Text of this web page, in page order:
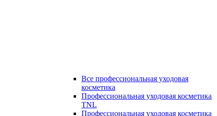
Все профессиональная уходовая
косметика
Профессиональная уходовая косметика
TNL
Профессиональная уходовая косметика